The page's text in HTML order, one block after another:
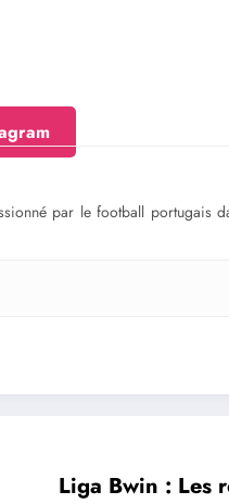
par le football portugais
Liga Bwin : Les